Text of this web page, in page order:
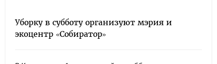
Уборку в субботу организуют мэрия и
экоцентр «Собиратор»